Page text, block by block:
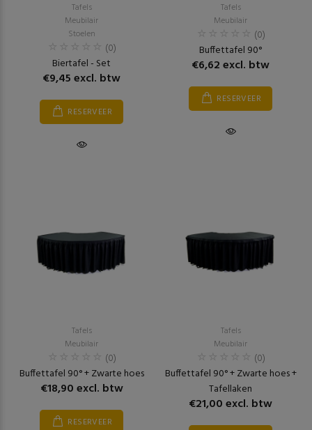
Tafels
Meubilair
Stoelen
(0)
Biertafel - Set
€9,45 excl. btw
RESERVEER
Tafels
Meubilair
(0)
Buffettafel 90°
€6,62 excl. btw
RESERVEER
Tafels
Meubilair
(0)
Buffettafel 90° + Zwarte hoes
€18,90 excl. btw
RESERVEER
Tafels
Meubilair
(0)
Buffettafel 90° + Zwarte hoes +
Tafellaken
€21,00 excl. btw